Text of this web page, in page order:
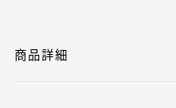
商品詳細